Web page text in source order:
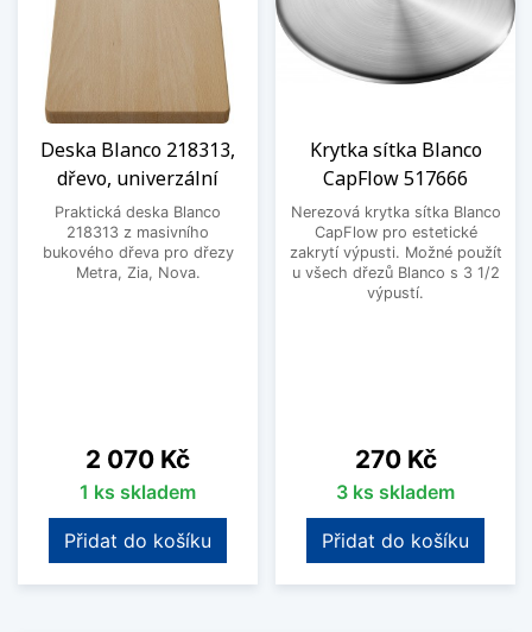
Deska Blanco 218313,
dřevo, univerzální
Praktická deska Blanco
218313 z masivního
bukového dřeva pro dřezy
Metra, Zia, Nova.
Cena
2 070 Kč
1 ks skladem
Přidat do košíku
Krytka sítka Blanco
CapFlow 517666
Nerezová krytka sítka Blanco
CapFlow pro estetické
zakrytí výpusti. Možné použít
u všech dřezů Blanco s 3 1/2
výpustí.
Cena
270 Kč
3 ks skladem
Přidat do košíku